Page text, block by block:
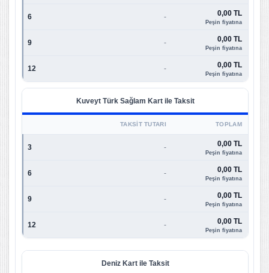
6 - 0,00 TL
Peşin fiyatına
9 - 0,00 TL
Peşin fiyatına
12 - 0,00 TL
Peşin fiyatına
Kuveyt Türk Sağlam Kart ile Taksit
TAKSIT TUTARI TOPLAM
3 - 0,00 TL
Peşin fiyatına
6 - 0,00 TL
Peşin fiyatına
9 - 0,00 TL
Peşin fiyatına
12 - 0,00 TL
Peşin fiyatına
Deniz Kart ile Taksit